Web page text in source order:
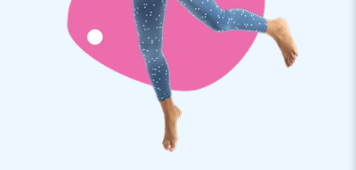
Koop Car Capsules en Bike Capsules als veilige
opslag voor je voertuig
De opblaasbare carstations en bikestations zijn
gebruiksvriendelijk. Je parkeert je auto in de Car Capsule,
trekt de doorzichtige beschermhoes over het voertuig, sluit
de blower aan en je opblaasbare opslag staat. Je luchtgarage
staat als een huis. De autobescherming is stofvrij, kan tegen